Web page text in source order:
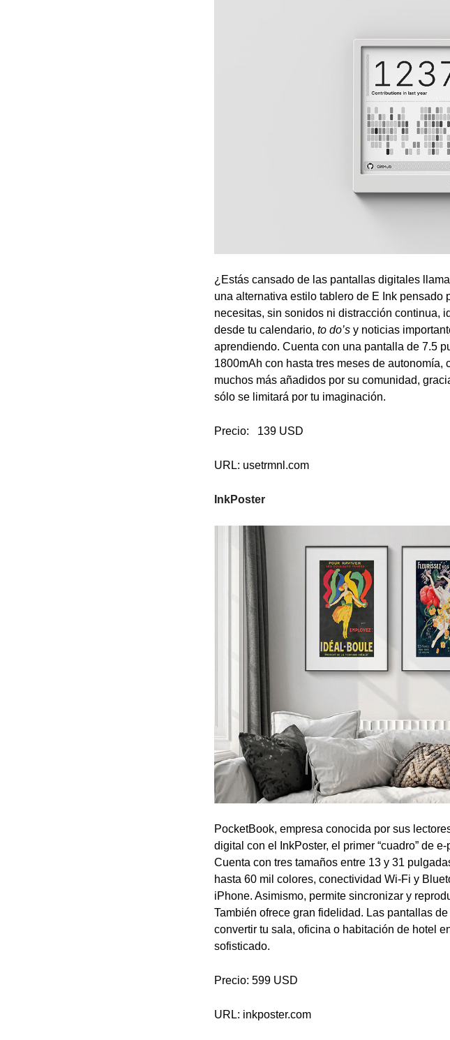
¿Estás cansado de las pantallas digitales
una alternativa estilo tablero de E Ink
necesitas, sin sonidos ni distracción continua,
desde tu calendario, to do’s y noticias
aprendiendo. Cuenta con una pantalla de 7.5
1800mAh con hasta tres meses de
muchos más añadidos por su comunidad,
sólo se limitará por tu imaginación.
Precio: 139 USD
URL: usetrmnl.com
InkPoster
PocketBook, empresa conocida por sus
digital con el InkPoster, el primer “cuadro” de
Cuenta con tres tamaños entre 13 y 31
hasta 60 mil colores, conectividad Wi-Fi y
iPhone. Asimismo, permite sincronizar y
También ofrece gran fidelidad. Las pantallas
convertir tu sala, oficina o habitación de hotel
sofisticado.
Precio: 599 USD
URL: inkposter.com